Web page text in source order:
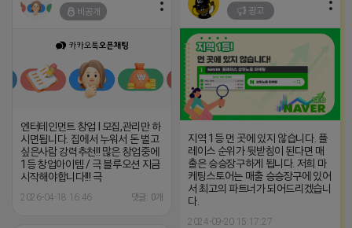
비공개
엔터테인먼트 창업 l 모집,관리만 하
시면됩니다. 집에서 누워서 돈 벌고
싶은사람 강력추천!! 많은 창업중에
1등 창업아이템 / 극 블루오션 지금
시작해야합니다!!! 극
2026-04-18 16:46 댓글: 0개
광고
지역 1등 먼 곳에 있지 않습니다. 플
레이스 순위가 뒷받침이 된다면 매
출은 승승장구하게 됩니다. 저희 마
케팅스토어는 매출 승승장구에 있어
서 최고의 파트너가 되어드리겠습니
다.
2024-09-20 15:17:27